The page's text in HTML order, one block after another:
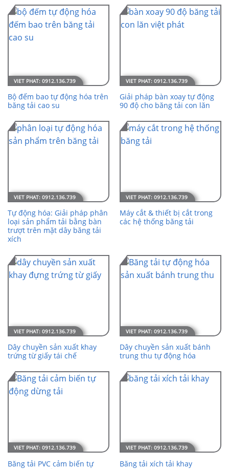
Bộ đếm bao tự động hóa trên
băng tải cao su
Giải pháp bàn xoay tự động
90 độ cho băng tải con lăn
Tự động hóa: Giải pháp phân
loại sản phẩm tải bằng bàn
trượt trên mặt dây băng tải
xích
Máy cắt & thiết bị cắt trong
các hệ thống băng tải
Dây chuyền sản xuất khay
trứng từ giấy tái chế
Dây chuyền sản xuất bánh
trung thu tự động hóa
Băng tải PVC cảm biến tự
Băng tải xích tải khay